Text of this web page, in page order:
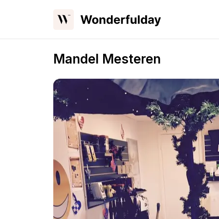
Mandel Mesteren